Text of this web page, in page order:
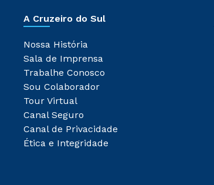
A Cruzeiro do Sul
Nossa História
Sala de Imprensa
Trabalhe Conosco
Sou Colaborador
Tour Virtual
Canal Seguro
Canal de Privacidade
Ética e Integridade